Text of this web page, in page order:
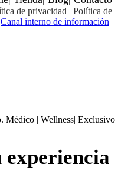
de privacidad | Política de
Canal interno de información
Médico | Wellness| Exclusivo